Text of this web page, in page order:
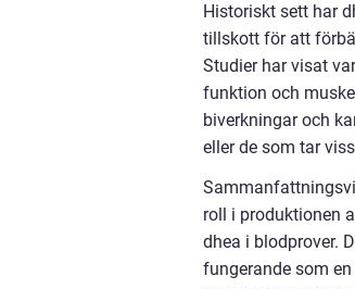
Historiskt sett har
tillskott för att
Studier har visat
funktion och
biverkningar och
eller de som tar
roll i produktionen
dhea i blodprover.
fungerande som